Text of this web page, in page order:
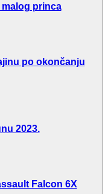
princa
po okončanju
2023.
Falcon 6X